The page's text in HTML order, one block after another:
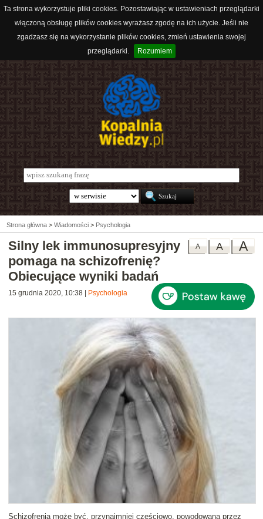
Ta strona wykorzystuje pliki cookies. Pozostawiając w ustawieniach przeglądarki
włączoną obsługę plików cookies wyrażasz zgodę na ich użycie. Jeśli nie
zgadzasz się na wykorzystanie plików cookies, zmień ustawienia swojej
przeglądarki.
Rozumiem
Strona główna > Wiadomości > Psychologia
A
A
A
Silny lek immunosupresyjny
pomaga na schizofrenię?
Obiecujące wyniki badań
15 grudnia 2020, 10:38 Psychologia
Schizofrenia może być, przynajmniej częściowo, powodowana przez